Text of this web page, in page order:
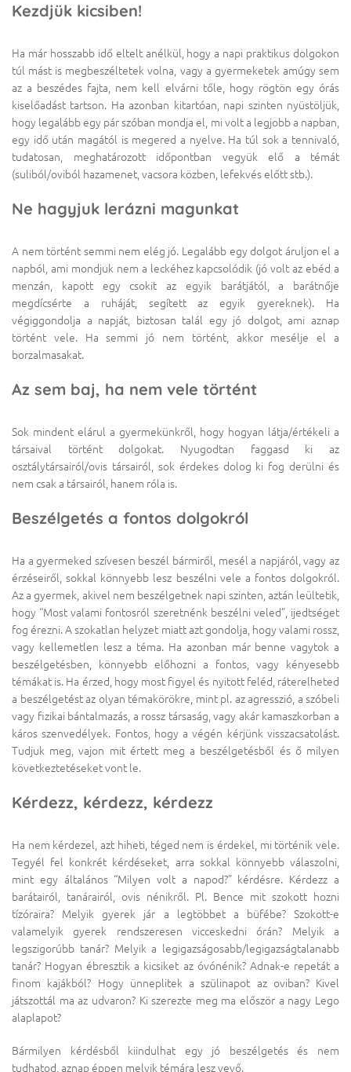
Kezdjük kicsiben!
Ha már hosszabb idő eltelt anélkül, hogy a napi praktikus dolgokon
túl mást is megbeszéltetek volna, vagy a gyermeketek amúgy sem
az a beszédes fajta, nem kell elvárni tőle, hogy rögtön egy órás
kiselőadást tartson. Ha azonban kitartóan, napi szinten nyüstöljük,
hogy legalább egy pár szóban mondja el, mi volt a legjobb a napban,
egy idő után magától is megered a nyelve. Ha túl sok a tennivaló,
tudatosan, meghatározott időpontban vegyük elő a témát
(suliból/oviból hazamenet, vacsora közben, lefekvés előtt stb.).
Ne hagyjuk lerázni magunkat
A nem történt semmi nem elég jó. Legalább egy dolgot áruljon el a
napból, ami mondjuk nem a leckéhez kapcsolódik (jó volt az ebéd a
menzán, kapott egy csokit az egyik barátjától, a barátnője
megdícsérte a ruháját, segített az egyik gyereknek). Ha
végiggondolja a napját, biztosan talál egy jó dolgot, ami aznap
történt vele. Ha semmi jó nem történt, akkor mesélje el a
borzalmasakat.
Az sem baj, ha nem vele történt
Sok mindent elárul a gyermekünkről, hogy hogyan látja/értékeli a
társaival történt dolgokat. Nyugodtan faggasd ki az
osztálytársairól/ovis társairól, sok érdekes dolog ki fog derülni és
nem csak a társairól, hanem róla is.
Beszélgetés a fontos dolgokról
Ha a gyermeked szívesen beszél bármiről, mesél a napjáról, vagy az
érzéseiről, sokkal könnyebb lesz beszélni vele a fontos dolgokról.
Az a gyermek, akivel nem beszélgetnek napi szinten, aztán leültetik,
hogy “Most valami fontosról szeretnénk beszélni veled”, ijedtséget
fog érezni. A szokatlan helyzet miatt azt gondolja, hogy valami rossz,
vagy kellemetlen lesz a téma. Ha azonban már benne vagytok a
beszélgetésben, könnyebb előhozni a fontos, vagy kényesebb
témákat is. Ha érzed, hogy most figyel és nyitott feléd, ráterelheted
a beszélgetést az olyan témakörökre, mint pl. az agresszió, a szóbeli
vagy fizikai bántalmazás, a rossz társaság, vagy akár kamaszkorban a
káros szenvedélyek. Fontos, hogy a végén kérjünk visszacsatolást.
Tudjuk meg, vajon mit értett meg a beszélgetésből és ő milyen
következtetéseket vont le.
Kérdezz, kérdezz, kérdezz
Ha nem kérdezel, azt hiheti, téged nem is érdekel, mi történik vele.
Tegyél fel konkrét kérdéseket, arra sokkal könnyebb válaszolni,
mint egy általános “Milyen volt a napod?” kérdésre. Kérdezz a
barátairól, tanárairól, ovis nénikről. Pl. Bence mit szokott hozni
tízóraira? Melyik gyerek jár a legtöbbet a büfébe? Szokott-e
valamelyik gyerek rendszeresen vicceskedni órán? Melyik a
legszigorúbb tanár? Melyik a legigazságosabb/legigazságtalanabb
tanár? Hogyan ébresztik a kicsiket az óvónénik? Adnak-e repetát a
finom kajákból? Hogy ünneplitek a szülinapot az oviban? Kivel
játszottál ma az udvaron? Ki szerezte meg ma először a nagy Lego
alaplapot?
Bármilyen kérdésből kiindulhat egy jó beszélgetés és nem
tudhatod, aznap éppen melyik témára lesz vevő.